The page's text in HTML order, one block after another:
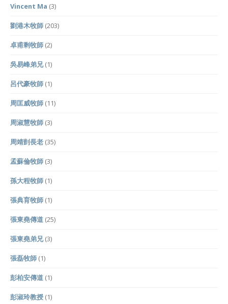
Vincent Ma (3)
劉港木牧師 (203)
卓甫剩牧師 (2)
吳易峰弟兄(1)
呂代豪牧師 (1)
周匡威牧師 (11)
周淑慧牧師 (3)
周靖剴長老 (35)
孟蘇倫牧師 (3)
孫大程牧師 (1)
張典育牧師 (1)
張東堯傳道 (25)
張東堯弟兄(3)
張磊牧師 (1)
彭柏安傳道 (1)
彭淑玲教授 (1)